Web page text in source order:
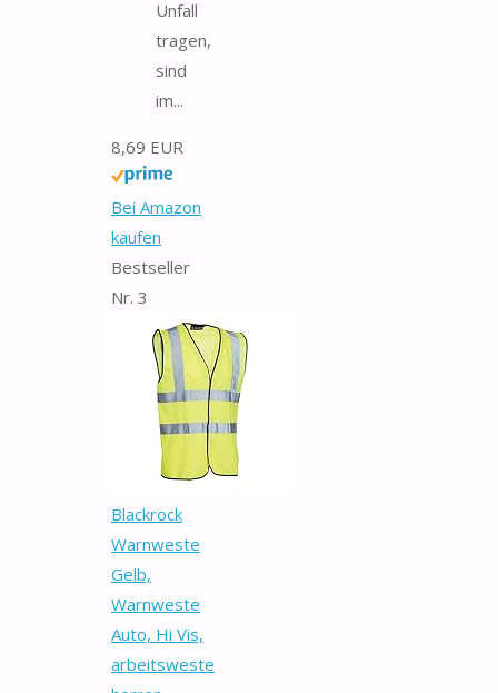
Unfall
tragen,
sind
im...
8,69 EUR
Bei Amazon
kaufen
Bestseller
Nr. 3
Blackrock
Warnweste
Gelb,
Warnweste
Auto, Hi Vis,
arbeitsweste